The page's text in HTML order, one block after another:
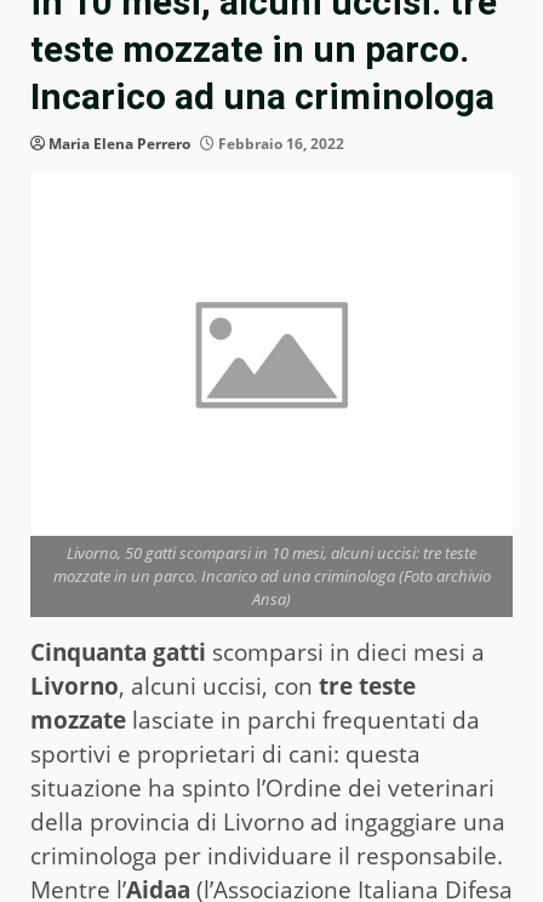
teste mozzate in un parco.
Incarico ad una criminologa
Maria Elena Perrero Febbraio 16, 2022
Livorno, 50 gatti scomparsi in 10 mesi, alcuni uccisi: tre teste
mozzate in un parco. Incarico ad una criminologa (Foto archivio
Ansa)
Cinquanta gatti scomparsi in dieci mesi a
Livorno, alcuni uccisi, con tre teste
mozzate lasciate in parchi frequentati da
sportivi e proprietari di cani: questa
situazione ha spinto l’Ordine dei veterinari
della provincia di Livorno ad ingaggiare una
criminologa per individuare il responsabile.
Mentre l’Aidaa (l’Associazione Italiana Difesa